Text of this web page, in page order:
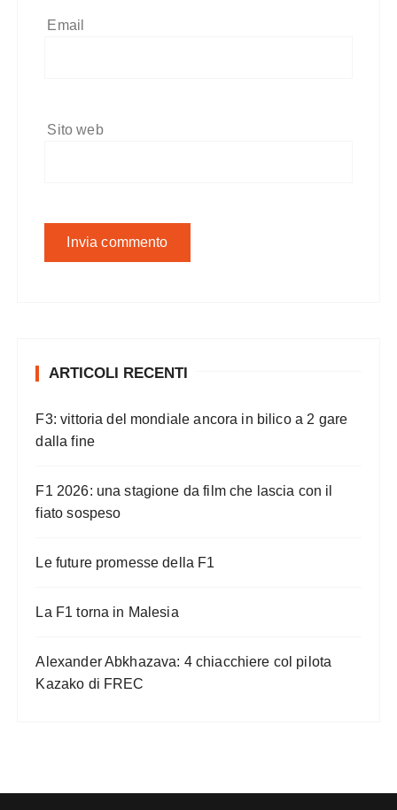
Email
Sito web
ARTICOLI RECENTI
F3: vittoria del mondiale ancora in bilico a 2 gare
dalla fine
F1 2026: una stagione da film che lascia con il
fiato sospeso
Le future promesse della F1
La F1 torna in Malesia
Alexander Abkhazava: 4 chiacchiere col pilota
Kazako di FREC